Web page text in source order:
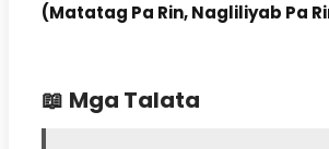
(Matatag Pa Rin, Nagliliyab Pa
📖 Mga Talata